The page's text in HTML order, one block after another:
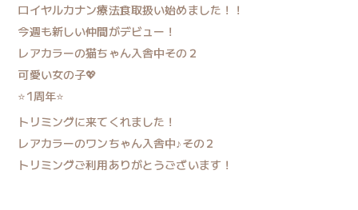
ロイヤルカナン療法食取扱い始めました！！
今週も新しい仲間がデビュー！
レアカラーの猫ちゃん入舎中その２
可愛い女の子💖
⭐1周年⭐
トリミングに来てくれました！
レアカラーのワンちゃん入舎中♪その２
トリミングご利用ありがとうございます！